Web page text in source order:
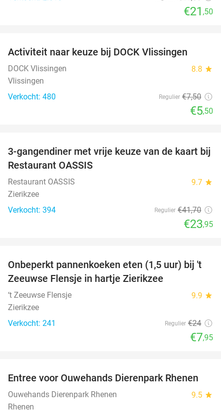
€21 ,50
Activiteit naar keuze bij DOCK Vlissingen
DOCK Vlissingen 8.8 star
Vlissingen
Verkocht: 480
Regulier €7,50
€5,50
43%
3-gangendiner met vrije keuze van de kaart bij
Restaurant OASSIS
Restaurant OASSIS 9.7 star
Zierikzee
Verkocht: 394
Regulier €41,70
€23,95
67%
Onbeperkt pannenkoeken eten (1,5 uur) bij 't
Zeeuwse Flensje in hartje Zierikzee
‘t Zeeuwse Flensje 9.9 star
Zierikzee
Verkocht: 241
Regulier €24
€7,95
19%
Entree voor Ouwehands Dierenpark Rhenen
Ouwehands Dierenpark Rhenen 9.5 star
Rhenen